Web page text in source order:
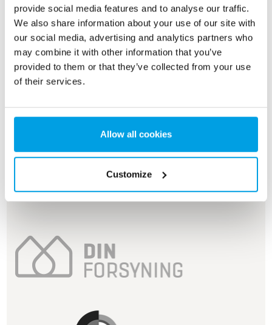
provide social media features and to analyse our traffic.
We also share information about your use of our site with
our social media, advertising and analytics partners who
may combine it with other information that you’ve
provided to them or that they’ve collected from your use
of their services.
Allow all cookies
Customize